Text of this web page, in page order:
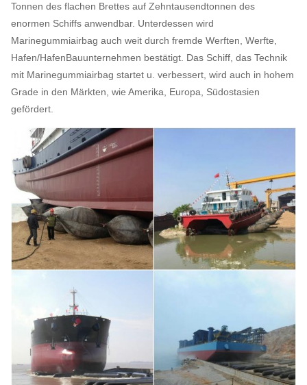
Tonnen des flachen Brettes auf Zehntausendtonnen des
enormen Schiffs anwendbar. Unterdessen wird
Marinegummiairbag auch weit durch fremde Werften, Werfte,
Hafen/HafenBauunternehmen bestätigt. Das Schiff, das Technik
mit Marinegummiairbag startet u. verbessert, wird auch in hohem
Grade in den Märkten, wie Amerika, Europa, Südostasien
gefördert.